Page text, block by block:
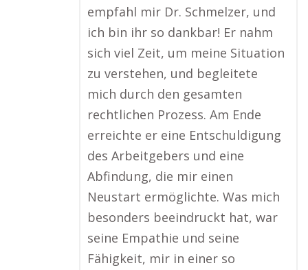
empfahl mir Dr. Schmelzer, und
ich bin ihr so dankbar! Er nahm
sich viel Zeit, um meine Situation
zu verstehen, und begleitete
mich durch den gesamten
rechtlichen Prozess. Am Ende
erreichte er eine Entschuldigung
des Arbeitgebers und eine
Abfindung, die mir einen
Neustart ermöglichte. Was mich
besonders beeindruckt hat, war
seine Empathie und seine
Fähigkeit, mir in einer so